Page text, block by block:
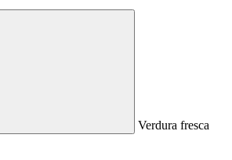
Verdura fresca